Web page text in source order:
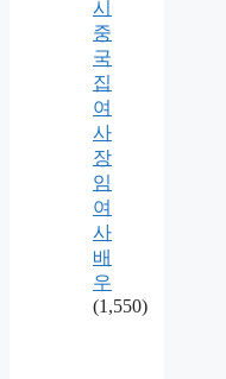
시
중
국
집
여
사
장
임
여
사
배
우
(1,550)